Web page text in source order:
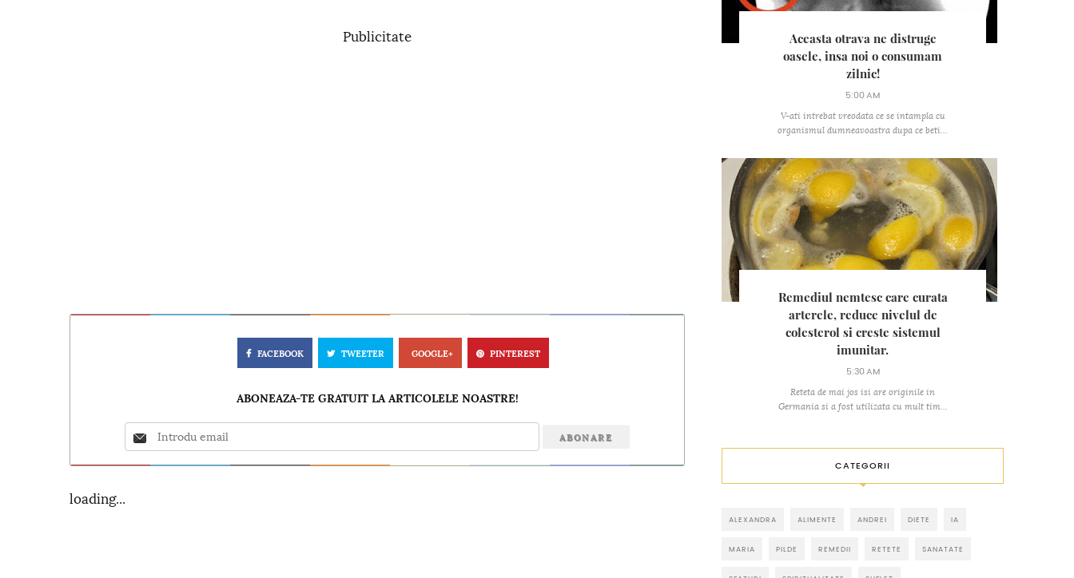
Publicitate
FACEBOOK TWEETER GOOGLE+ PINTEREST
ABONEAZA-TE GRATUIT LA ARTICOLELE NOASTRE!
loading...
Aceasta otrava ne distruge
oasele, insa noi o consumam
zilnic!
5:00 AM
V-ati intrebat vreodata ce se intampla cu
organismul dumneavoastra dupa ce beti...
Remediul nemtesc care curata
arterele, reduce nivelul de
colesterol si creste sistemul
imunitar.
5:30 AM
Reteta de mai jos isi are originile in
Germania si a fost utilizata cu mult tim...
CATEGORII
ALEXANDRA ALIMENTE ANDREI DIETE IA
MARIA PILDE REMEDII RETETE SANATATE